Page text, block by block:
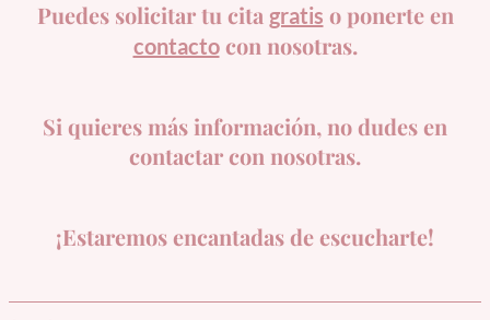
Puedes solicitar tu cita gratis o ponerte en
contactocon nosotras.
Si quieres más información, no dudes en
contactar con nosotras.
¡Estaremos encantadas de escucharte!